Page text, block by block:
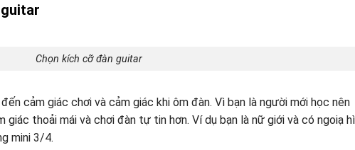
Chọn kích cỡ đàn guitar
cảm giác chơi và cảm giác khi ôm đàn. Vì bạn là người mới học nên
thoải mái và chơi đàn tự tin hơn. Ví dụ bạn là nữ giới và có ngoiạ
mini 3/4.